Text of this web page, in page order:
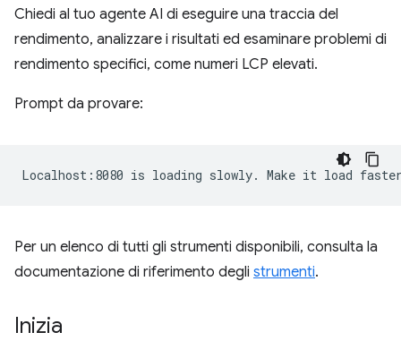
Chiedi al tuo agente AI di eseguire una traccia del
rendimento, analizzare i risultati ed esaminare problemi di
rendimento specifici, come numeri LCP elevati.
Prompt da provare:
Per un elenco di tutti gli strumenti disponibili, consulta la
documentazione di riferimento degli strumenti.
Inizia